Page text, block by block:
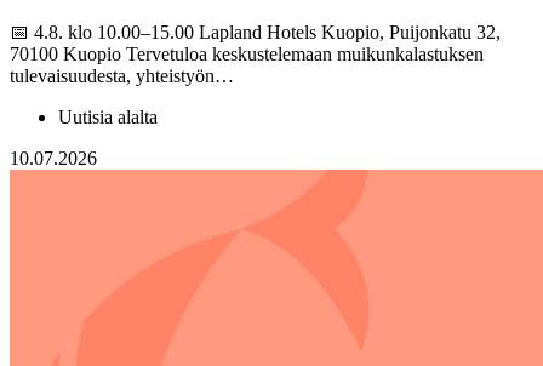
📅 4.8. klo 10.00–15.00 Lapland Hotels Kuopio, Puijonkatu 32,
70100 Kuopio Tervetuloa keskustelemaan muikunkalastuksen
tulevaisuudesta, yhteistyön…
Uutisia alalta
10.07.2026